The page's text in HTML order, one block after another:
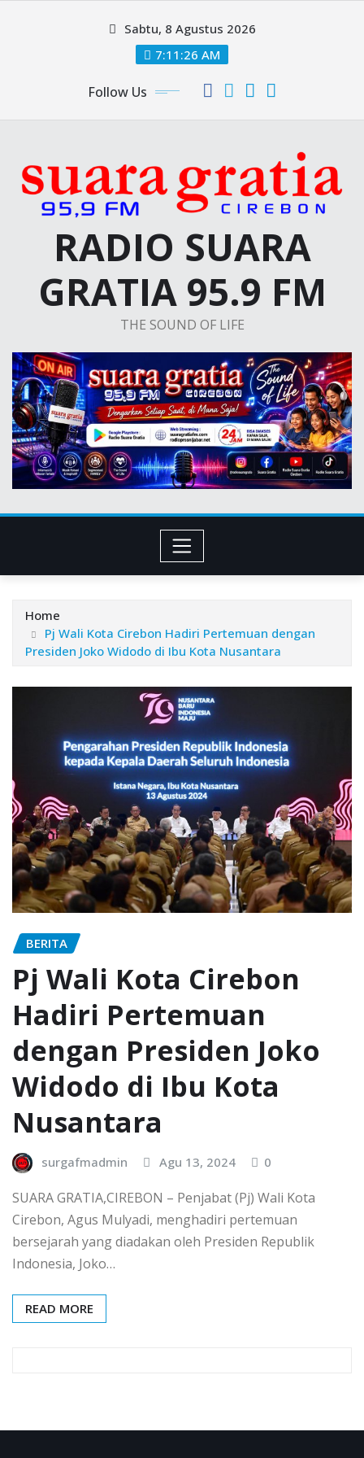
Sabtu, 8 Agustus 2026
7:11:26 AM
Follow Us
RADIO SUARA
GRATIA 95.9 FM
THE SOUND OF LIFE
Home
Pj Wali Kota Cirebon Hadiri Pertemuan dengan
Presiden Joko Widodo di Ibu Kota Nusantara
BERITA
Pj Wali Kota Cirebon
Hadiri Pertemuan
dengan Presiden Joko
Widodo di Ibu Kota
Nusantara
surgafmadmin Agu 13, 2024 0
SUARA GRATIA,CIREBON – Penjabat (Pj) Wali Kota
Cirebon, Agus Mulyadi, menghadiri pertemuan
bersejarah yang diadakan oleh Presiden Republik
Indonesia, Joko…
READ MORE